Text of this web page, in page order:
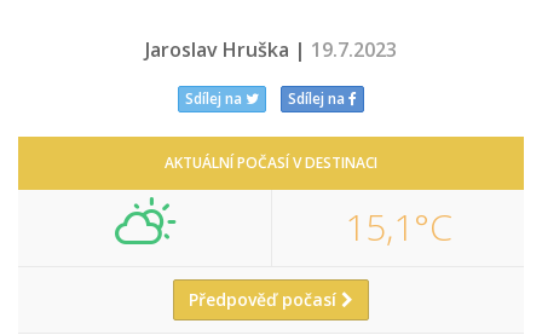
Jaroslav Hruška | 19.7.2023
Sdílej na Sdílej na
AKTUÁLNÍ POČASÍ V DESTINACI
15,1°C
Předpověď počasí